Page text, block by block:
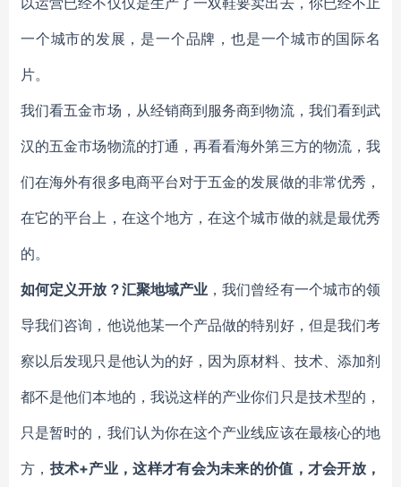
一个城市的发展，是一个品牌，也是一个城市的国际名
片。
我们看五金市场，从经销商到服务商到物流，我们看到武
汉的五金市场物流的打通，再看看海外第三方的物流，我
们在海外有很多电商平台对于五金的发展做的非常优秀，
在它的平台上，在这个地方，在这个城市做的就是最优秀
的。
如何定义开放？汇聚地域产业 ，我们曾经有一个城市的领
导我们咨询，他说他某一个产品做的特别好，但是我们考
察以后发现只是他认为的好，因为原材料、技术、添加剂
都不是他们本地的，我说这样的产业你们只是技术型的，
只是暂时的，我们认为你在这个产业线应该在最核心的地
方， 技术+产业，这样才有会为未来的价值，才会开放，